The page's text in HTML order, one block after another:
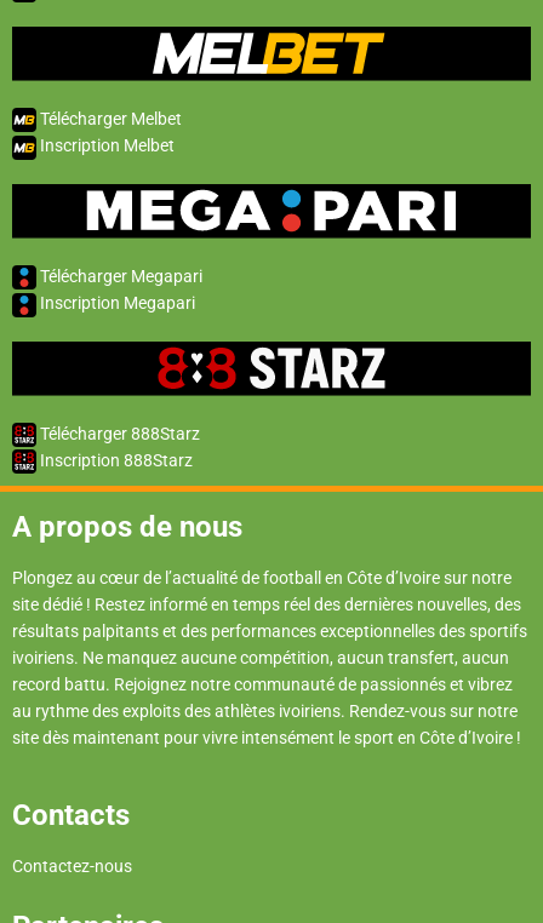
Télécharger Melbet
Inscription Melbet
Télécharger Megapari
Inscription Megapari
Télécharger 888Starz
Inscription 888Starz
A propos de nous
Plongez au cœur de l’actualité de football en Côte d’Ivoire sur notre
site dédié ! Restez informé en temps réel des dernières nouvelles, des
résultats palpitants et des performances exceptionnelles des sportifs
ivoiriens. Ne manquez aucune compétition, aucun transfert, aucun
record battu. Rejoignez notre communauté de passionnés et vibrez
au rythme des exploits des athlètes ivoiriens. Rendez-vous sur notre
site dès maintenant pour vivre intensément le sport en Côte d’Ivoire !
Contacts
Contactez-nous